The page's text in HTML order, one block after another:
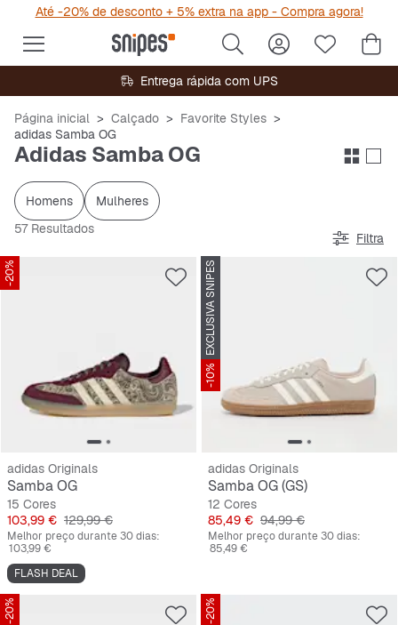
Até -20% de desconto + 5% extra na app - Compra agora!
Entrega rápida com UPS
Página inicial Calçado
Favorite Styles
adidas Samba OG
Adidas Samba OG
Homens
Mulheres
57 Resultados
Filtra
-20%
adidas Originals
Samba OG
15 Cores
Preço
103,99 € Preço original
129,99 €
Melhor preço durante 30 dias:
103,99 €
FLASH DEAL
EXCLUSIVA SNIPES
-10%
adidas Originals
Samba OG (GS)
12 Cores
Preço
85,49 € Preço original
94,99 €
Melhor preço durante 30 dias:
85,49 €
-20% -20%